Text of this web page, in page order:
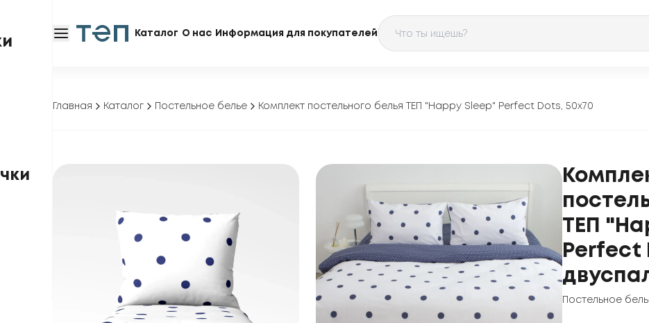
Каталог О нас Информация для покупателей
Главная Каталог Постельное белье Комплект постельного белья ТЕП "Happy Sleep" Perfect Dots, 50x70
ТЕП
Perfect
Постельное